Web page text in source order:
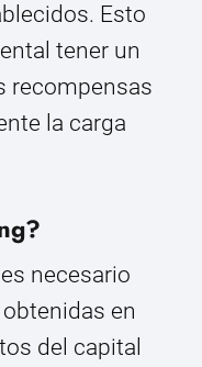
Esto
tener un
recompensas
la carga
necesario
en
del capital